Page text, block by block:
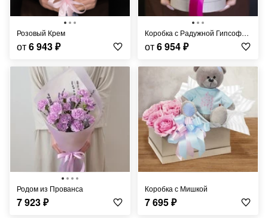
Розовый Крем
от6 943₽
Коробка с Радужной Гипсофилой
от6 954₽
Родом из Прованса
7 923₽
Коробка с Мишкой
7 695₽